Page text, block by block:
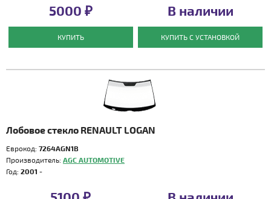
5000 ₽
КУПИТЬ
В наличии
КУПИТЬ С УСТАНОВКОЙ
Лобовое стекло RENAULT LOGAN
Еврокод: 7264AGN1B
Производитель: AGC AUTOMOTIVE
Год: 2001 -